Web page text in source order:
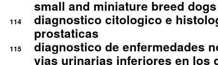
small and miniature breed
114
diagnostico citologico e
prostaticas
115
diagnostico de enfermedades
vias urinarias inferiores en los